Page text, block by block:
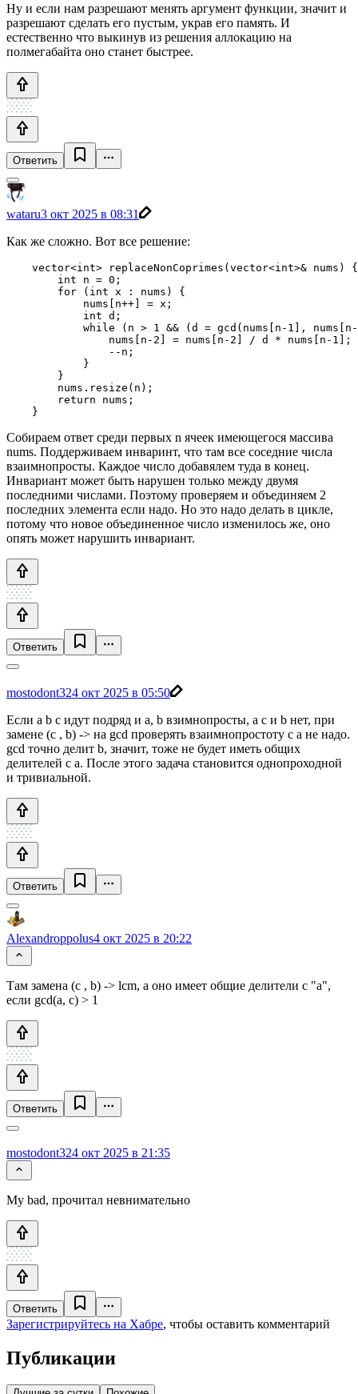
Ну и если нам разрешают менять аргумент функции, значит и
разрешают сделать его пустым, украв его память. И
естественно что выкинув из решения аллокацию на
полмегабайта оно станет быстрее.
Ответить
wataru3 окт 2025 в 08:31
Как же сложно. Вот все решение:
    vector<int> replaceNonCoprimes(vector<int>& nums) {
        int n = 0;
        for (int x : nums) {
            nums[n++] = x;
            int d;
while (n > 1 && (d = gcd(nums[n-1],
                nums[n-2] = nums[n-2] / d * nums[n-1];
                --n;
            }
        }
        nums.resize(n);
        return nums;
    }
Собираем ответ среди первых n ячеек имеющегося массива
nums. Поддерживаем инваринт, что там все соседние числа
взаимнопросты. Каждое число добавялем туда в конец.
Инвариант может быть нарушен только между двумя
последними числами. Поэтому проверяем и объединяем 2
последних элемента если надо. Но это надо делать в цикле,
потому что новое объединенное число изменилось же, оно
опять может нарушить инвариант.
Ответить
mostodont324 окт 2025 в 05:50
Если a b c идут подряд и a, b взимнопросты, а c и b нет, при
замене (c , b) -> на gcd проверять взаимнопростоту с a не надо.
gcd точно делит b, значит, тоже не будет иметь общих
делителей с a. После этого задача становится однопроходной
и тривиальной.
Ответить
Alexandroppolus4 окт 2025 в 20:22
Там замена (c , b) -> lcm, а оно имеет общие делители с "а",
если gcd(a, c) > 1
Ответить
mostodont324 окт 2025 в 21:35
My bad, прочитал невнимательно
Ответить
Зарегистрируйтесь на Хабре, чтобы оставить комментарий
Публикации